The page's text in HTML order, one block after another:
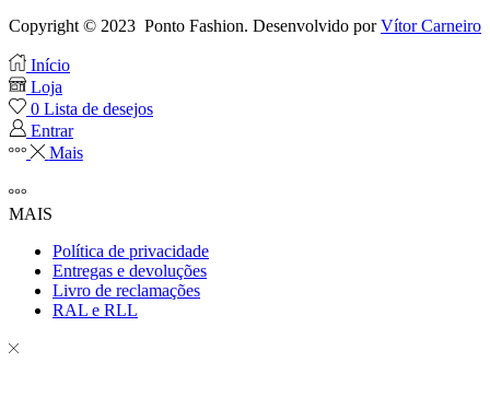
Copyright © 2023 Ponto Fashion. Desenvolvido porVítor Carneiro
Início
Loja
0 Lista de desejos
Entrar
Mais
MAIS
Política de privacidade
Entregas e devoluções
Livro de reclamações
RAL e RLL